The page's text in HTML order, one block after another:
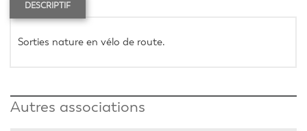
DESCRIPTIF
Sorties nature en vélo de route.
Autres associations